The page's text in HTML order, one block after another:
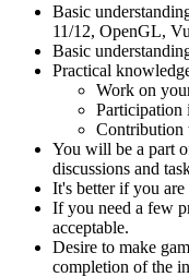
Basic
11/12, OpenGL,
Basic
Practical
Work on
Participation
Contribution
You will be a part
discussions and
It's better if you are
If you need a few
acceptable.
Desire to make
completion of the